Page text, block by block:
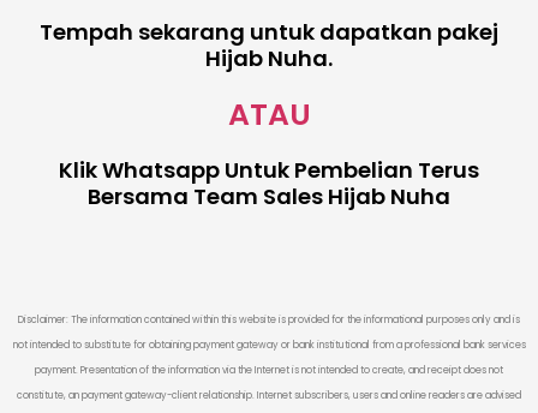
Tempah sekarang untuk dapatkan pakej
Hijab Nuha.
ATAU
Klik Whatsapp Untuk Pembelian Terus
Bersama Team Sales Hijab Nuha
Disclaimer: The information contained within this website is provided for the informational purposes only and is
not intended to substitute for obtaining payment gateway or bank institutional from a professional bank services
payment. Presentation of the information via the Internet is not intended to create, and receipt does not
constitute, an payment gateway-client relationship. Internet subscribers, users and online readers are advised